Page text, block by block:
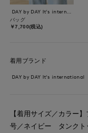
バッグ
￥7,700(税込)
着用ブランド
DAY by DAY It's international
【着用サイズ／カラー
号／ネイビー タンクト